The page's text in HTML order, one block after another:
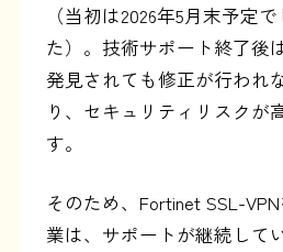
（当初は2026年5月末予定
た）。技術サポート終了後
発見されても修正が行われ
り、セキュリティリスクが
す。
そのため、Fortinet SSL-
業は、サポートが継続して